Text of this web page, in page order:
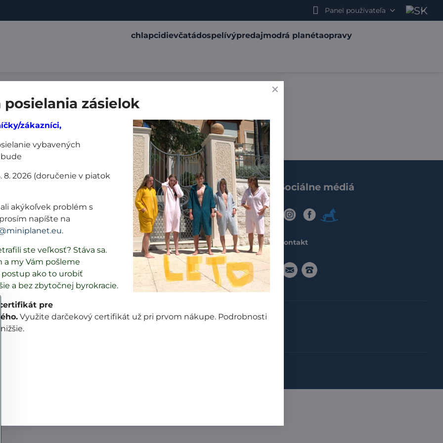
Panel používateľa
chlapcidievčatádospelívýpredajmodrá planétaopravy
tovaru
Spokojný nákup
rýchly nákup
poštovné / platba
zľavy a súťaže
veľkostné tabuľky
Sociálne médiá
IG FB
Modry
Kontakt
objednavka@miniplanet.eu
091916
posielania zásielok
zákazníci,
vybavených
8. 2026 (doručenie v piatok
akýkoľvek problém s
napíšte na
.
ste veľkosť? Stáva sa.
a my Vám pošleme
ako to urobiť
a bez zbytočnej byrokracie.
certifikát pre
Využite darčekový certifikát už pri prvom nákupe. Podrobnosti